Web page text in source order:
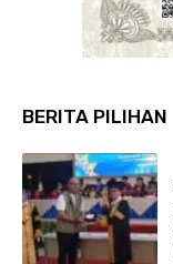
BERITA PILIHAN